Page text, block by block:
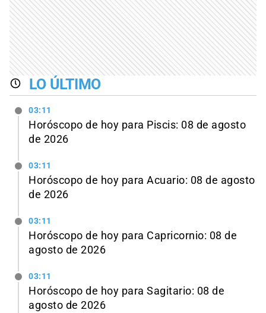
LO ÚLTIMO
03:11
Horóscopo de hoy para Piscis: 08 de agosto
de 2026
03:11
Horóscopo de hoy para Acuario: 08 de agosto
de 2026
03:11
Horóscopo de hoy para Capricornio: 08 de
agosto de 2026
03:11
Horóscopo de hoy para Sagitario: 08 de
agosto de 2026